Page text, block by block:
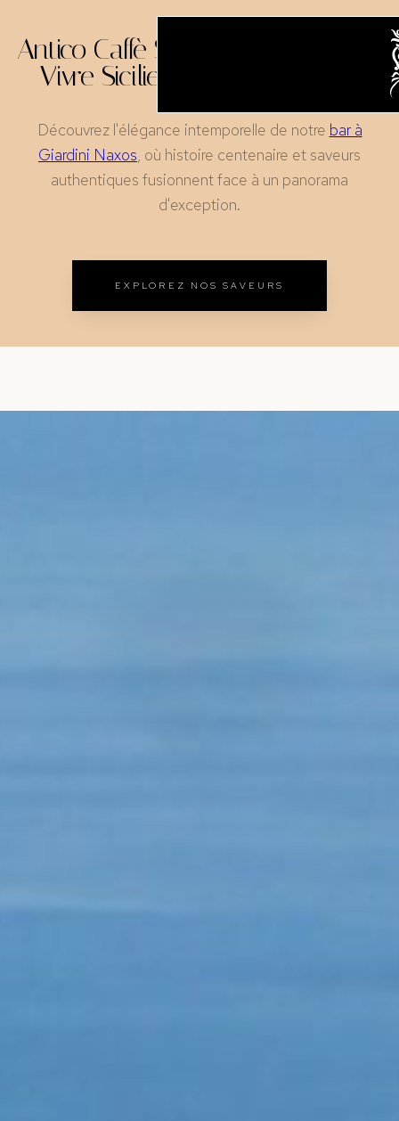
Antico Caffè San Giorgio : L'Art de
Vivre Sicilien à Giardini Naxos
Découvrez l'élégance intemporelle de notre bar à
Giardini Naxos, où histoire centenaire et saveurs
authentiques fusionnent face à un panorama
d'exception.
EXPLOREZ NOS SAVEURS